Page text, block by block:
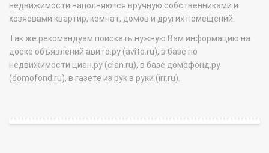
недвижимости наполняются вручную собственниками и
хозяевами квартир, комнат, домов и других помещений.
Так же рекомендуем поискать нужную Вам информацию на
доске объявлений авито.ру (avito.ru), в базе по
недвижимости циан.ру (cian.ru), в базе домофонд.ру
(domofond.ru), в газете из рук в руки (irr.ru).